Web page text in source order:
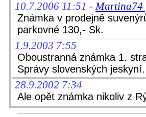
10.7.2006 11:51 - Martina74
Známka v prodejně
parkovné 130,- Sk.
1.9.2003 7:55
Oboustranná známka 1.
Správy slovenských jeskyní.
28.9.2002 7:34
Ale opět známka nikoliv z